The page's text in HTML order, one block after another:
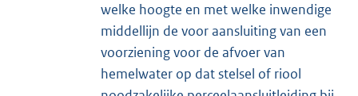
welke hoogte en met welke inwendige
middellijn de voor aansluiting van een
voorziening voor de afvoer van
hemelwater op dat stelsel of riool